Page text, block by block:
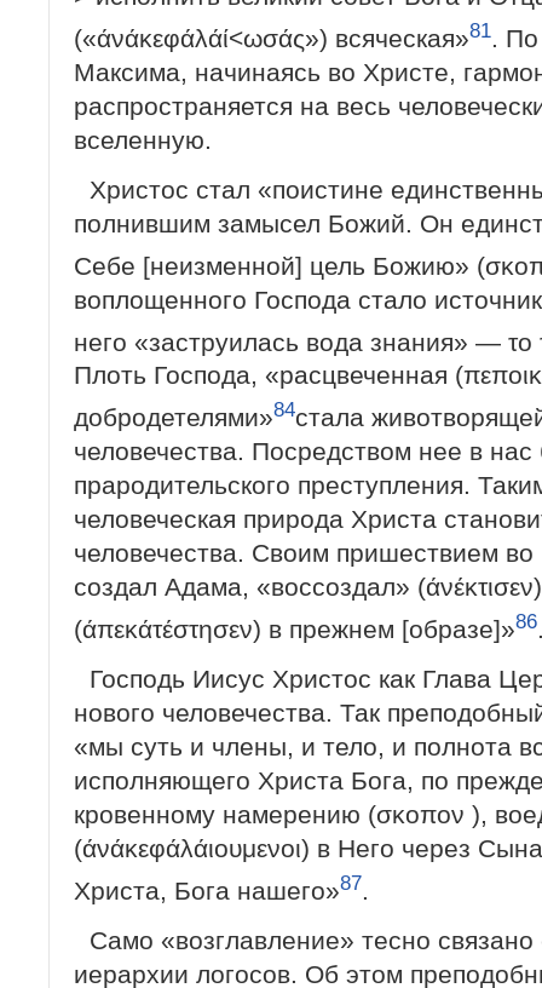
(«άνάκεφάλάί<ωσάς») всяческая»81 .
Максима, начинаясь во Христе,
распространяется на весь
вселенную.
Христос стал «поистине
полнившим замысел Божий. Он
Себе [неизменной] цель Божию»
воплощенного Гос­пода стало
него «заструилась вода знания» —
Плоть Господа, «расцвечен­ная
добродетелями»84стала
человечества. Посредством нее в
прародительского преступления.
человеческая природа Христа
человечества. Своим пришествием во
создал Адама, «воссоздал»
(άπεκάτέστησεν) в прежнем [образе]»86
Господь Иисус Христос как Глава
нового человечества. Так
«мы суть и члены, и тело, и полнота
исполняющего Христа Бога, по
кровенному намерению (σκοπον ),
(άνάκεφάλάιουμενοι) в Него через
Христа, Бога нашего»87.
Само «возглавление» тесно
иерархии логосов. Об этом